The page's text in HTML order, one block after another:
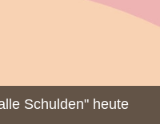
Schulden" heute